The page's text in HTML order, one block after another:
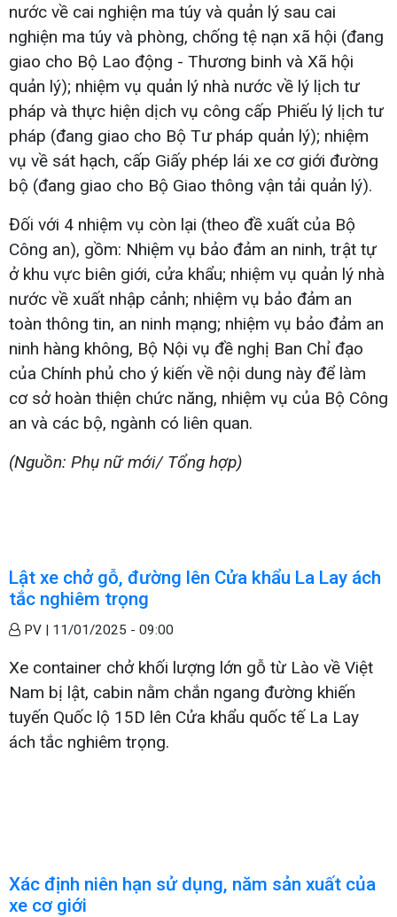
nước về cai nghiện ma túy và quản lý sau cai
nghiện ma túy và phòng, chống tệ nạn xã hội (đang
giao cho Bộ Lao động - Thương binh và Xã hội
quản lý); nhiệm vụ quản lý nhà nước về lý lịch tư
pháp và thực hiện dịch vụ công cấp Phiếu lý lịch tư
pháp (đang giao cho Bộ Tư pháp quản lý); nhiệm
vụ về sát hạch, cấp Giấy phép lái xe cơ giới đường
bộ (đang giao cho Bộ Giao thông vận tải quản lý).
Đối với 4 nhiệm vụ còn lại (theo đề xuất của Bộ
Công an), gồm: Nhiệm vụ bảo đảm an ninh, trật tự
ở khu vực biên giới, cửa khẩu; nhiệm vụ quản lý nhà
nước về xuất nhập cảnh; nhiệm vụ bảo đảm an
toàn thông tin, an ninh mạng; nhiệm vụ bảo đảm an
ninh hàng không, Bộ Nội vụ đề nghị Ban Chỉ đạo
của Chính phủ cho ý kiến về nội dung này để làm
cơ sở hoàn thiện chức năng, nhiệm vụ của Bộ Công
an và các bộ, ngành có liên quan.
(Nguồn: Phụ nữ mới/ Tổng hợp)
Lật xe chở gỗ, đường lên Cửa khẩu La Lay ách
tắc nghiêm trọng
PV | 11/01/2025 - 09:00
Xe container chở khối lượng lớn gỗ từ Lào về Việt
Nam bị lật, cabin nằm chắn ngang đường khiến
tuyến Quốc lộ 15D lên Cửa khẩu quốc tế La Lay
ách tắc nghiêm trọng.
Xác định niên hạn sử dụng, năm sản xuất của
xe cơ giới